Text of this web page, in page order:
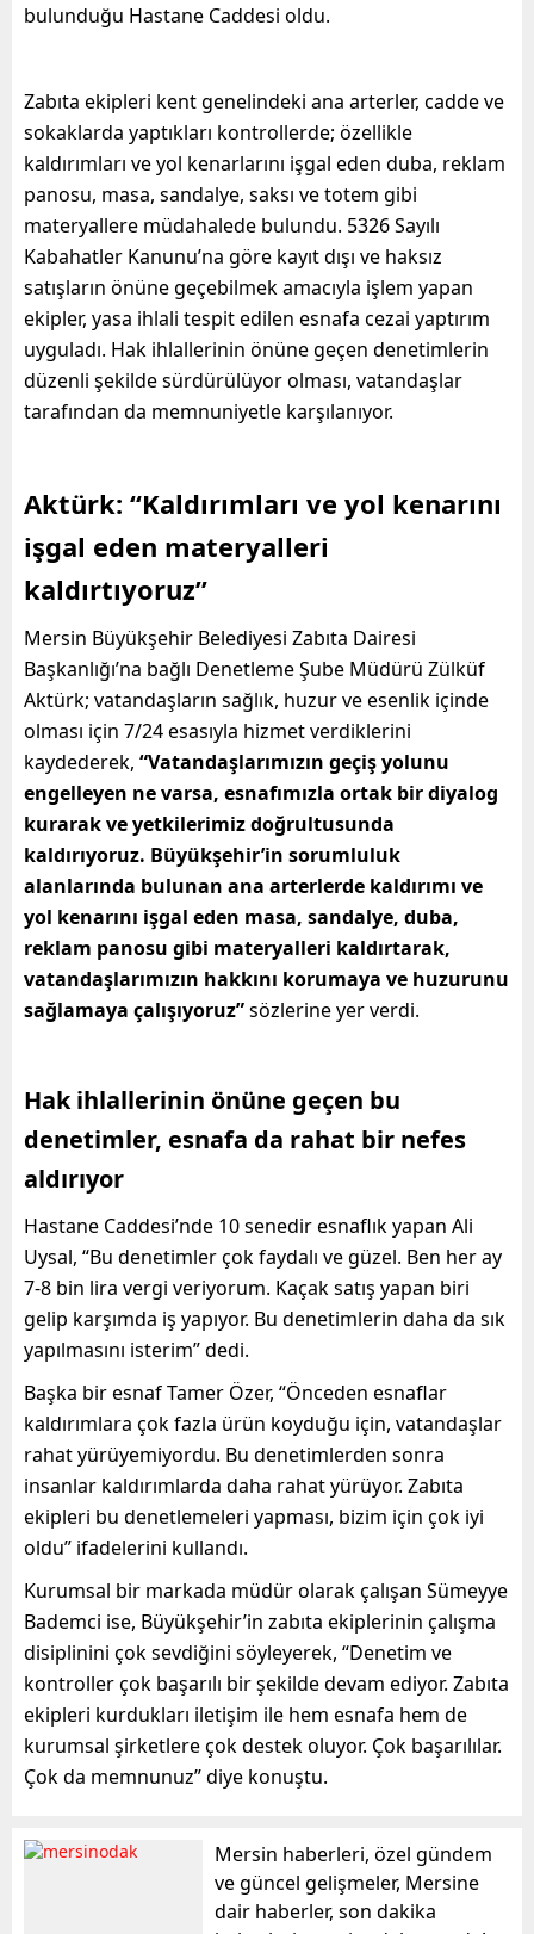
bulunduğu Hastane Caddesi oldu.
Zabıta ekipleri kent genelindeki ana arterler, cadde ve
sokaklarda yaptıkları kontrollerde; özellikle
kaldırımları ve yol kenarlarını işgal eden duba, reklam
panosu, masa, sandalye, saksı ve totem gibi
materyallere müdahalede bulundu. 5326 Sayılı
Kabahatler Kanunu’na göre kayıt dışı ve haksız
satışların önüne geçebilmek amacıyla işlem yapan
ekipler, yasa ihlali tespit edilen esnafa cezai yaptırım
uyguladı. Hak ihlallerinin önüne geçen denetimlerin
düzenli şekilde sürdürülüyor olması, vatandaşlar
tarafından da memnuniyetle karşılanıyor.
Aktürk: “Kaldırımları ve yol kenarını
işgal eden materyalleri
kaldırtıyoruz”
Mersin Büyükşehir Belediyesi Zabıta Dairesi
Başkanlığı’na bağlı Denetleme Şube Müdürü Zülküf
Aktürk; vatandaşların sağlık, huzur ve esenlik içinde
olması için 7/24 esasıyla hizmet verdiklerini
kaydederek, “Vatandaşlarımızın geçiş yolunu
engelleyen ne varsa, esnafımızla ortak bir diyalog
kurarak ve yetkilerimiz doğrultusunda
kaldırıyoruz. Büyükşehir’in sorumluluk
alanlarında bulunan ana arterlerde kaldırımı ve
yol kenarını işgal eden masa, sandalye, duba,
reklam panosu gibi materyalleri kaldırtarak,
vatandaşlarımızın hakkını korumaya ve huzurunu
sağlamaya çalışıyoruz”sözlerine yer verdi.
Hak ihlallerinin önüne geçen bu
denetimler, esnafa da rahat bir nefes
aldırıyor
Hastane Caddesi’nde 10 senedir esnaflık yapan Ali
Uysal, “Bu denetimler çok faydalı ve güzel. Ben her ay
7-8 bin lira vergi veriyorum. Kaçak satış yapan biri
gelip karşımda iş yapıyor. Bu denetimlerin daha da sık
yapılmasını isterim” dedi.
Başka bir esnaf Tamer Özer, “Önceden esnaflar
kaldırımlara çok fazla ürün koyduğu için, vatandaşlar
rahat yürüyemiyordu. Bu denetimlerden sonra
insanlar kaldırımlarda daha rahat yürüyor. Zabıta
ekipleri bu denetlemeleri yapması, bizim için çok iyi
oldu” ifadelerini kullandı.
Kurumsal bir markada müdür olarak çalışan Sümeyye
Bademci ise, Büyükşehir’in zabıta ekiplerinin çalışma
disiplinini çok sevdiğini söyleyerek, “Denetim ve
kontroller çok başarılı bir şekilde devam ediyor. Zabıta
ekipleri kurdukları iletişim ile hem esnafa hem de
kurumsal şirketlere çok destek oluyor. Çok başarılılar.
Çok da memnunuz” diye konuştu.
Mersin haberleri, özel gündem
ve güncel gelişmeler, Mersine
dair haberler, son dakika